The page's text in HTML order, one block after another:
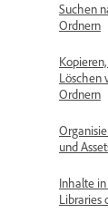
Suchen
Ordnern
Löschen
Ordnern
und
Inhalte
Libraries